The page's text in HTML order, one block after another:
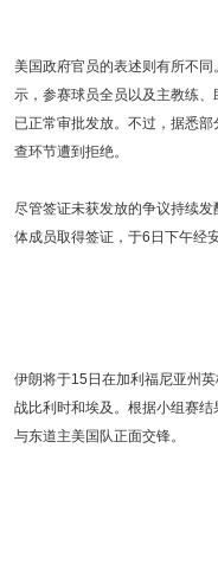
美国政府官员的表述则有所不
示，参赛球员全员以及主教练
已正常审批发放。不过，据悉
查环节遭到拒绝。
尽管签证未获发放的争议持续
体成员取得签证，于6日下午经
伊朗将于15日在加利福尼亚州
战比利时和埃及。根据小组赛
与东道主美国队正面交锋。